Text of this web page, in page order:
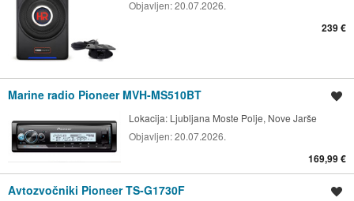
Objavljen:20.07.2026.
239 €
Marine radio Pioneer MVH-MS510BT
Lokacija: Ljubljana Moste Polje, Nove Jarše
Objavljen:20.07.2026.
169,99 €
Avtozvočniki Pioneer TS-G1730F